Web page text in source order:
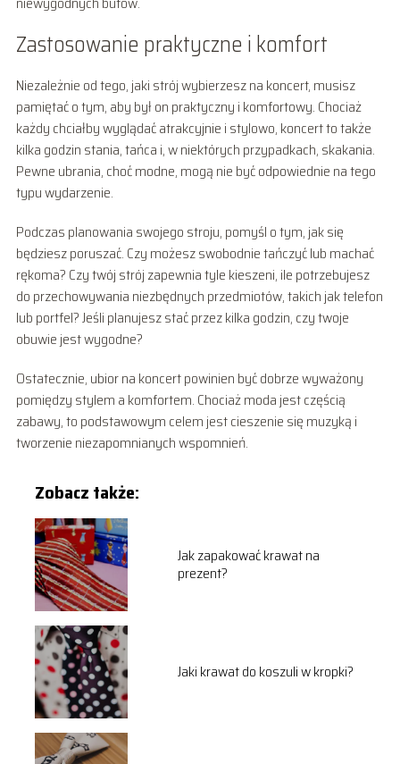
Zastosowanie praktyczne i komfort
Niezależnie od tego, jaki strój wybierzesz na koncert, musisz
pamiętać o tym, aby był on praktyczny i komfortowy. Chociaż
każdy chciałby wyglądać atrakcyjnie i stylowo, koncert to także
kilka godzin stania, tańca i, w niektórych przypadkach, skakania.
Pewne ubrania, choć modne, mogą nie być odpowiednie na tego
typu wydarzenie.
Podczas planowania swojego stroju, pomyśl o tym, jak się
będziesz poruszać. Czy możesz swobodnie tańczyć lub machać
rękoma? Czy twój strój zapewnia tyle kieszeni, ile potrzebujesz
do przechowywania niezbędnych przedmiotów, takich jak telefon
lub portfel? Jeśli planujesz stać przez kilka godzin, czy twoje
obuwie jest wygodne?
Ostatecznie, ubior na koncert powinien być dobrze wyważony
pomiędzy stylem a komfortem. Chociaż moda jest częścią
zabawy, to podstawowym celem jest cieszenie się muzyką i
tworzenie niezapomnianych wspomnień.
Zobacz także:
Jak zapakować krawat na
prezent?
Jaki krawat do koszuli w kropki?